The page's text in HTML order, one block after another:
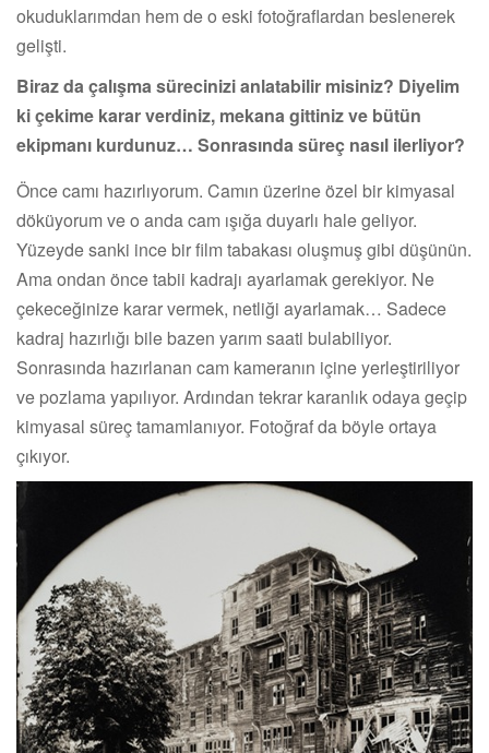
okuduklarımdan hem de o eski fotoğraflardan beslenerek
gelişti.
Biraz da çalışma sürecinizi anlatabilir misiniz? Diyelim
ki çekime karar verdiniz, mekana gittiniz ve bütün
ekipmanı kurdunuz… Sonrasında süreç nasıl ilerliyor?
Önce camı hazırlıyorum. Camın üzerine özel bir kimyasal
döküyorum ve o anda cam ışığa duyarlı hale geliyor.
Yüzeyde sanki ince bir film tabakası oluşmuş gibi düşünün.
Ama ondan önce tabii kadrajı ayarlamak gerekiyor. Ne
çekeceğinize karar vermek, netliği ayarlamak… Sadece
kadraj hazırlığı bile bazen yarım saati bulabiliyor.
Sonrasında hazırlanan cam kameranın içine yerleştiriliyor
ve pozlama yapılıyor. Ardından tekrar karanlık odaya geçip
kimyasal süreç tamamlanıyor. Fotoğraf da böyle ortaya
çıkıyor.